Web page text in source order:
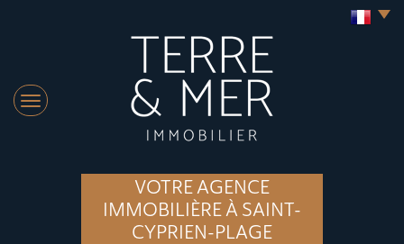
VOTRE AGENCE
IMMOBILIÈRE À SAINT-
CYPRIEN-PLAGE